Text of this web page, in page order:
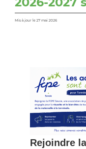
Mis à jour le 27 mai 2026
Rejoindre